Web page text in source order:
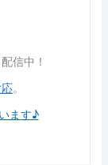
信中！
。
ます♪